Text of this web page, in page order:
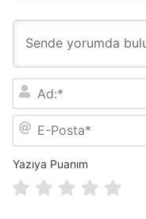
Yazıya Puanım